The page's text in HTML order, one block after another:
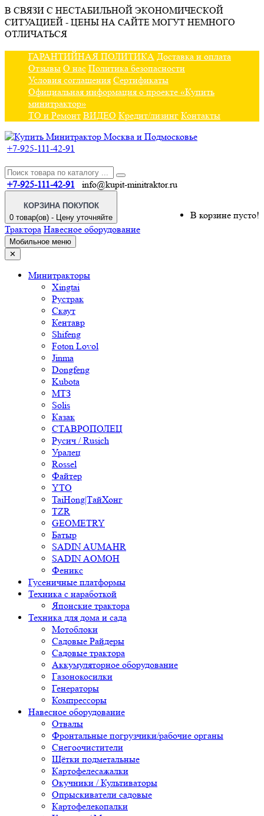
В СВЯЗИ С НЕСТАБИЛЬНОЙ ЭКОНОМИЧЕСКОЙ
СИТУАЦИЕЙ - ЦЕНЫ НА САЙТЕ МОГУТ НЕМНОГО
ОТЛИЧАТЬСЯ
ГАРАНТИЙНАЯ ПОЛИТИКА Доставка и оплата
Отзывы О нас Политика безопасности
Условия соглашения Сертификаты
Официальная информация о проекте «Купить
минитрактор»
ТО и Ремонт ВИДЕО Кредит/лизинг Контакты
+7-925-111-42-91
+7-925-111-42-91 info@kupit-minitraktor.ru
КОРЗИНА ПОКУПОК
0 товар(ов) - Цену уточняйте
В корзине пусто!
Трактора Навесное оборудование
Мобильное меню
✕
Минитракторы
Xingtai
Рустрак
Скаут
Кентавр
Shifeng
Foton Lovol
Jinma
Dongfeng
Kubota
МТЗ
Solis
Казак
СТАВРОПОЛЕЦ
Русич / Rusich
Уралец
Rossel
Файтер
YTO
TaiHong|ТайХонг
TZR
GEOMETRY
Батыр
SADIN AUMAHR
SADIN AOMOH
Феникс
Гусеничные платформы
Техника с наработкой
Японские трактора
Техника для дома и сада
Мотоблоки
Садовые Райдеры
Садовые трактора
Аккумуляторное оборудование
Газонокосилки
Генераторы
Компрессоры
Навесное оборудование
Отвалы
Фронтальные погрузчики/рабочие органы
Снегоочистители
Щётки подметальные
Картофелесажалки
Окучники / Культиваторы
Опрыскиватели садовые
Картофелекопалки